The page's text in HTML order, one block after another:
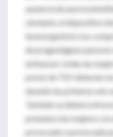
ausencia de una
obstante, el dispositivo
levonorgestrel y los
de progestágeno parecen
embarazo, todas las
previo de TEV deberán
durante las primeras seis
También se deberá
prenatal a las mujeres
provocado o provocado